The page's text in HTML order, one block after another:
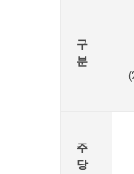
구
분
주
당